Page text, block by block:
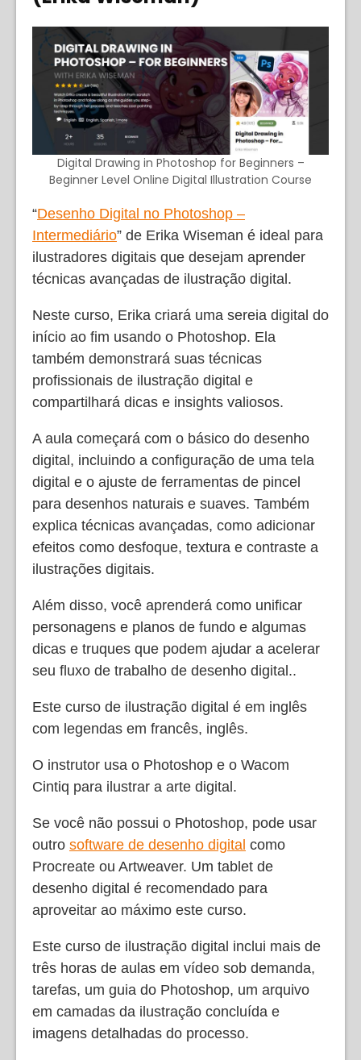
Digital Drawing in Photoshop for Beginners –
Beginner Level Online Digital Illustration Course
“Desenho Digital no Photoshop –
Intermediário” de Erika Wiseman é ideal para
ilustradores digitais que desejam aprender
técnicas avançadas de ilustração digital.
Neste curso, Erika criará uma sereia digital do
início ao fim usando o Photoshop. Ela
também demonstrará suas técnicas
profissionais de ilustração digital e
compartilhará dicas e insights valiosos.
A aula começará com o básico do desenho
digital, incluindo a configuração de uma tela
digital e o ajuste de ferramentas de pincel
para desenhos naturais e suaves. Também
explica técnicas avançadas, como adicionar
efeitos como desfoque, textura e contraste a
ilustrações digitais.
Além disso, você aprenderá como unificar
personagens e planos de fundo e algumas
dicas e truques que podem ajudar a acelerar
seu fluxo de trabalho de desenho digital..
Este curso de ilustração digital é em inglês
com legendas em francês, inglês.
O instrutor usa o Photoshop e o Wacom
Cintiq para ilustrar a arte digital.
Se você não possui o Photoshop, pode usar
outro software de desenho digital como
Procreate ou Artweaver. Um tablet de
desenho digital é recomendado para
aproveitar ao máximo este curso.
Este curso de ilustração digital inclui mais de
três horas de aulas em vídeo sob demanda,
tarefas, um guia do Photoshop, um arquivo
em camadas da ilustração concluída e
imagens detalhadas do processo.